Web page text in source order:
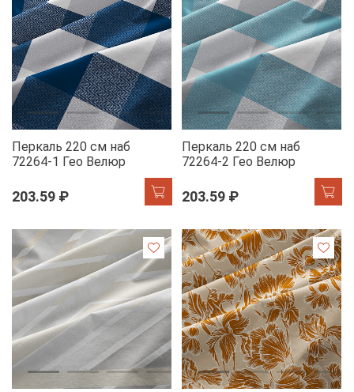
Перкаль 220 см наб
72264-1 Гео Велюр
203.59 ₽
Перкаль 220 см наб
72264-2 Гео Велюр
203.59 ₽